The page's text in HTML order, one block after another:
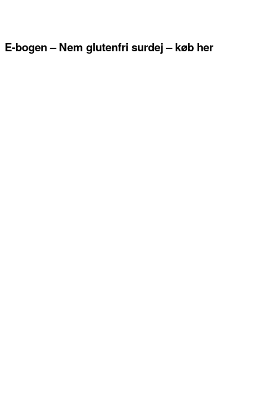
E-bogen – Nem glutenfri surdej – køb her